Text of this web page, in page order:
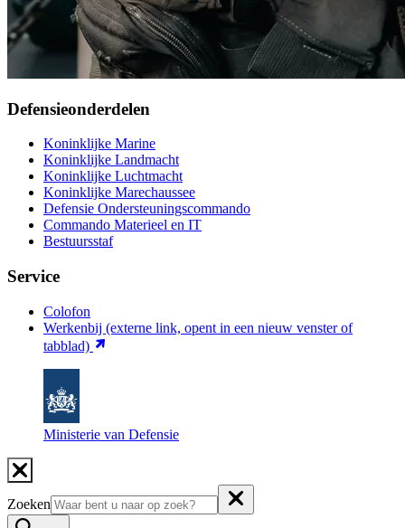
Defensieonderdelen
Koninklijke Marine
Koninklijke Landmacht
Koninklijke Luchtmacht
Koninklijke Marechaussee
Defensie Ondersteuningscommando
Commando Materieel en IT
Bestuursstaf
Service
Colofon
Werkenbij (externe link, opent in een nieuw venster of
tabblad)
Ministerie van Defensie
Zoeken